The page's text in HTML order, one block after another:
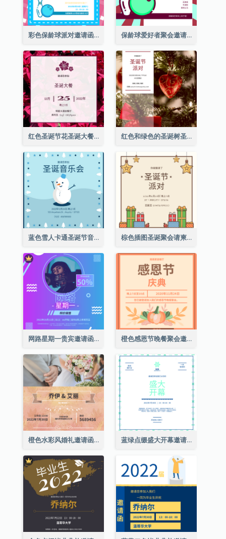
彩色保龄球派对邀请函 保龄球爱好者聚会邀请函
红色圣诞节花圣诞大餐请柬 红色和绿色的圣诞树圣诞派对邀请函
蓝色雪人卡通圣诞节音乐会邀请 棕色插图圣诞聚会请柬
网路星期一贵宾邀请函 橙色感恩节晚餐聚会邀请函
橙色水彩风婚礼邀请函 蓝绿点缀盛大开幕邀请函